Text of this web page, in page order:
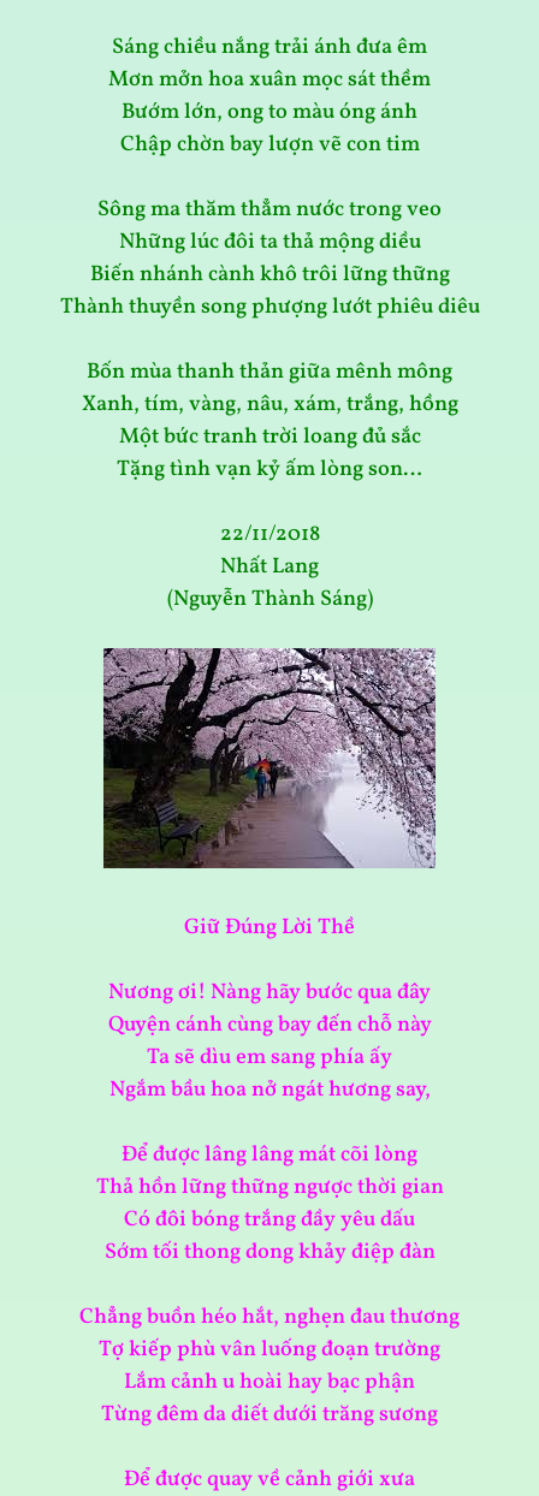
Sáng chiều nắng trải ánh đưa êm
Mơn mởn hoa xuân mọc sát thềm
Bướm lớn, ong to màu óng ánh
Chập chờn bay lượn vẽ con tim
Sông ma thăm thẳm nước trong veo
Những lúc đôi ta thả mộng diều
Biến nhánh cành khô trôi lững thững
Thành thuyền song phượng lướt phiêu diêu
Bốn mùa thanh thản giữa mênh mông
Xanh, tím, vàng, nâu, xám, trắng, hồng
Một bức tranh trời loang đủ sắc
Tặng tình vạn kỷ ấm lòng son…
22/11/2018
Nhất Lang
(Nguyễn Thành Sáng)
Giữ Đúng Lời Thề
Nương ơi! Nàng hãy bước qua đây
Quyện cánh cùng bay đến chỗ này
Ta sẽ dìu em sang phía ấy
Ngắm bầu hoa nở ngát hương say,
Để được lâng lâng mát cõi lòng
Thả hồn lững thững ngược thời gian
Có đôi bóng trắng đầy yêu dấu
Sớm tối thong dong khảy điệp đàn
Chẳng buồn héo hắt, nghẹn đau thương
Tợ kiếp phù vân luống đoạn trường
Lắm cảnh u hoài hay bạc phận
Từng đêm da diết dưới trăng sương
Để được quay về cảnh giới xưa